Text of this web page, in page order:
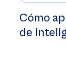
Cómo
de